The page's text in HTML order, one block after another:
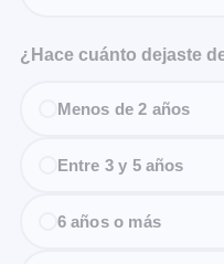
¿Hace cuánto dejaste
Menos de 2 años
Entre 3 y 5 años
6 años o más